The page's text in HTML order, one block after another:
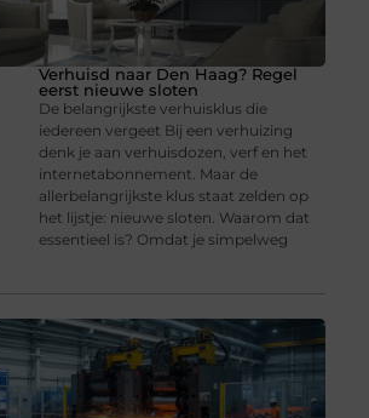
Verhuisd naar Den Haag? Regel
eerst nieuwe sloten
De belangrijkste verhuisklus die
iedereen vergeet Bij een verhuizing
denk je aan verhuisdozen, verf en het
internetabonnement. Maar de
allerbelangrijkste klus staat zelden op
het lijstje: nieuwe sloten. Waarom dat
essentieel is? Omdat je simpelweg